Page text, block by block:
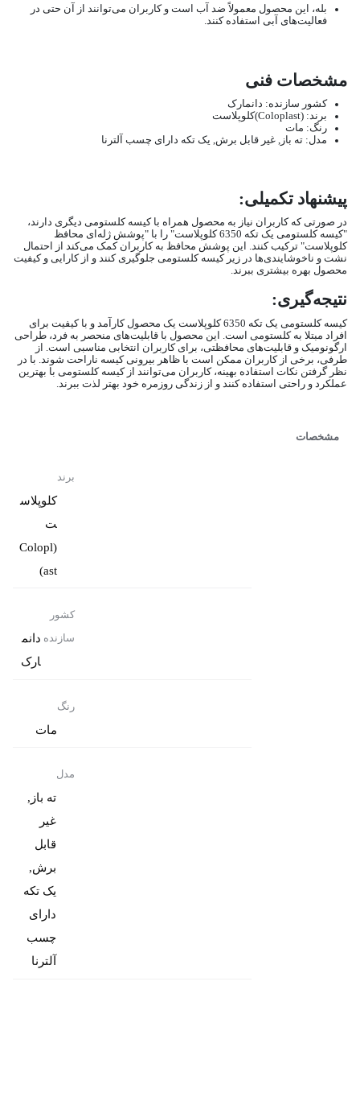
بله، این محصول معمولاً ضد آب است و کاربران می‌توانند از آن حتی در
فعالیت‌های آبی استفاده کنند.
مشخصات فنی
کشور سازنده: دانمارک
برند: (Coloplast)کلوپلاست
رنگ: مات
مدل:ته باز, غیر قابل برش, یک تکه دارای چسب آلترنا
پیشنهاد تکمیلی:
در صورتی که کاربران نیاز به محصول همراه با کیسه کلستومی دیگری دارند،
"کیسه کلستومی یک تکه 6350 کلوپلاست" را با "پوشش ژله‌ای محافظ
کلوپلاست" ترکیب کنند. این پوشش محافظ به کاربران کمک می‌کند از احتمال
نشت و ناخوشایندی‌ها در زیر کیسه کلستومی جلوگیری کنند و از کارایی و کیفیت
محصول بهره بیشتری ببرند.
نتیجه‌گیری:
کیسه کلستومی یک تکه 6350 کلوپلاست
یک محصول کارآمد و با کیفیت برای
افراد مبتلا به کلستومی است. این محصول با قابلیت‌های منحصر به فرد، طراحی
ارگونومیک و قابلیت‌های محافظتی، برای کاربران انتخابی مناسبی است. از
طرفی، برخی از کاربران ممکن است با ظاهر بیرونی کیسه ناراحت شوند. با در
نظر گرفتن نکات استفاده بهینه، کاربران می‌توانند از کیسه کلستومی با بهترین
عملکرد و راحتی استفاده کنند و از زندگی روزمره خود بهتر لذت ببرند.
مشخصات
برند
کلوپلاس
ت
(Colopl
ast)
کشور
سازنده دانم
ارک
رنگ
مات
مدل
ته باز,
غیر
قابل
برش,
یک تکه
دارای
چسب
آلترنا